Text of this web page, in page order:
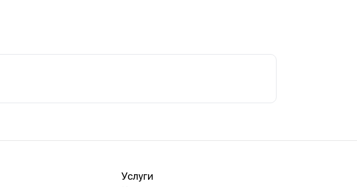
Услуги